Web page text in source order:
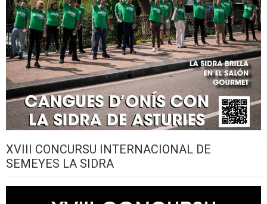
XVIII CONCURSU INTERNACIONAL DE
SEMEYES LA SIDRA